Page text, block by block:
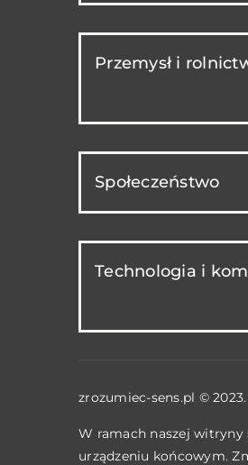
Przemysł i
Społeczeństwo
Technologia i
zrozumiec-sens.pl ©
W ramach naszej witryny
urządzeniu końcowym.